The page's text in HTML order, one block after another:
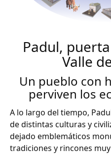
Padul,
Valle
Un pueblo con
perviven los
A lo largo del tiempo,
de distintas culturas y
dejado emblemáticos
tradiciones y rincones